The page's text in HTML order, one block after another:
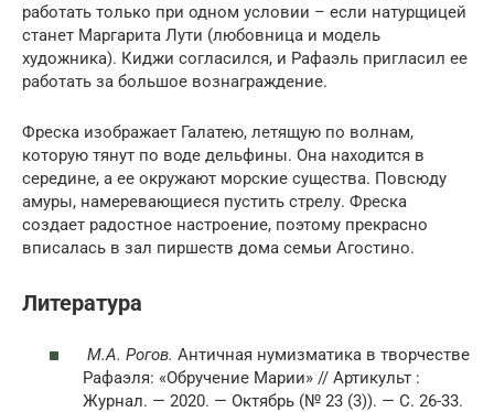
работать только при одном условии – если натурщицей
станет Маргарита Лути (любовница и модель
художника). Киджи согласился, и Рафаэль пригласил ее
работать за большое вознаграждение.
Фреска изображает Галатею, летящую по волнам,
которую тянут по воде дельфины. Она находится в
середине, а ее окружают морские существа. Повсюду
амуры, намеревающиеся пустить стрелу. Фреска
создает радостное настроение, поэтому прекрасно
вписалась в зал пиршеств дома семьи Агостино.
Литература
М.А. Рогов. Античная нумизматика в творчестве
Рафаэля: «Обручение Марии» // Артикульт :
Журнал. — 2020. — Октябрь (№ 23 (3)). — С. 26-33.